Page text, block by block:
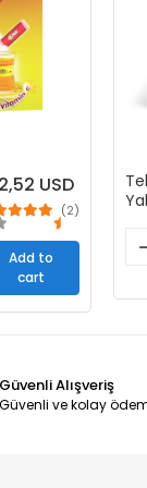
USD
(2)
Add to
cart
Alışveriş
ve kolay